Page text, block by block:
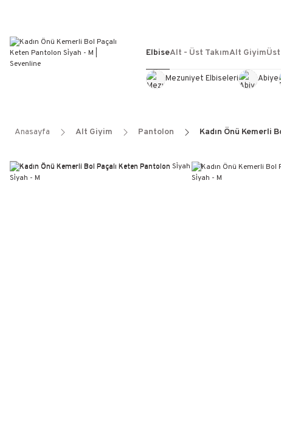
Elbise
Mezuniyet Elbiseleri Abiye
Alt - Üst TakımAlt Giyim
Anasayfa Alt Giyim Pantolon Kadın Önü Kemerli